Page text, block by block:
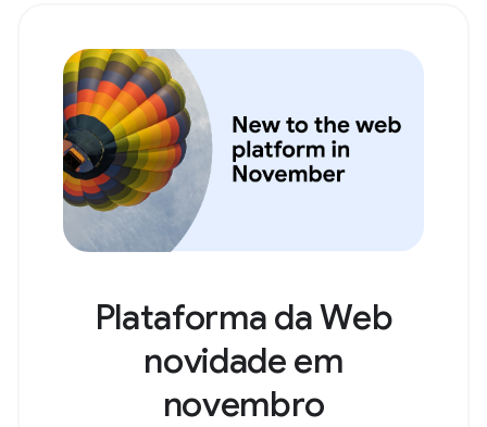
Plataforma da Web
novidade em
novembro